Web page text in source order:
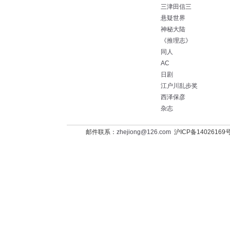
三津田信三
悬疑世界
神秘大陆
《推理志》
同人
AC
日剧
江户川乱步奖
西泽保彦
杂志
邮件联系： zhejiong@126.com沪ICP备14026169